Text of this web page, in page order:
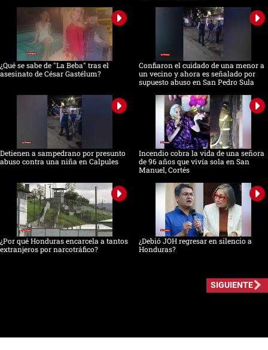
¿Qué se sabe de "La Beba" tras el
asesinato de César Gastélum?
Confiaron el cuidado de una menor a
un vecino y ahora es señalado por
supuesto abuso en San Pedro Sula
Detienen a sampedrano por presunto
abuso contra una niña en Calpules
Incendio cobra la vida de una señora
de 96 años que vivía sola en San
Manuel, Cortés
¿Por qué Honduras encarcela a tantos
extranjeros por narcotráfico?
¿Debió JOH regresar en silencio a
Honduras?
SIGUIENTE